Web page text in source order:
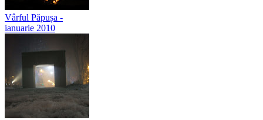
Vârful Păpușa -
ianuarie 2010